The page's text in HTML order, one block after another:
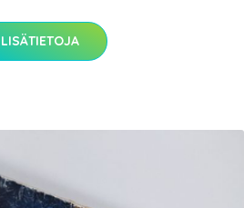
LISÄTIETOJA